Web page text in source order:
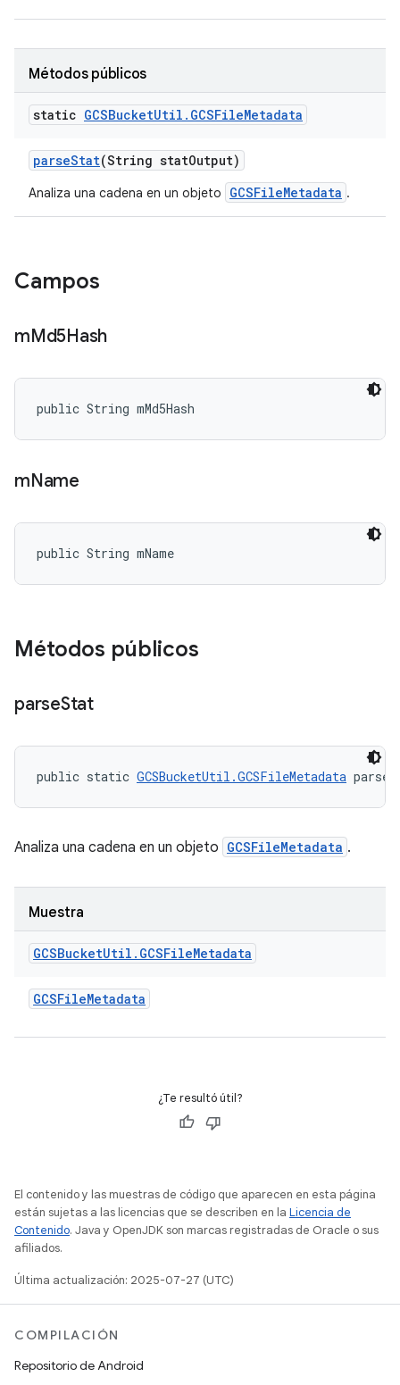
Métodos públicos
static GCSBucketUtil . GCSFileMetadata
parseStat(String statOutput)
Analiza una cadena en un objeto GCSFileMetadata .
Campos
mMd5Hash
public String mMd5Hash
mName
public String mName
Métodos públicos
parseStat
public static GCSBucketUtil.GCSFileMetadata
Analiza una cadena en un objeto GCSFileMetadata .
Muestra
GCSBucketUtil . GCSFileMetadata
GCSFileMetadata
¿Te resultó útil?
El contenido y las muestras de código que aparecen en esta página
están sujetas a las licencias que se describen en la Licencia de
Contenido. Java y OpenJDK son marcas registradas de Oracle o sus
afiliados.
Última actualización: 2025-07-27 (UTC)
COMPILACIÓN
Repositorio de Android